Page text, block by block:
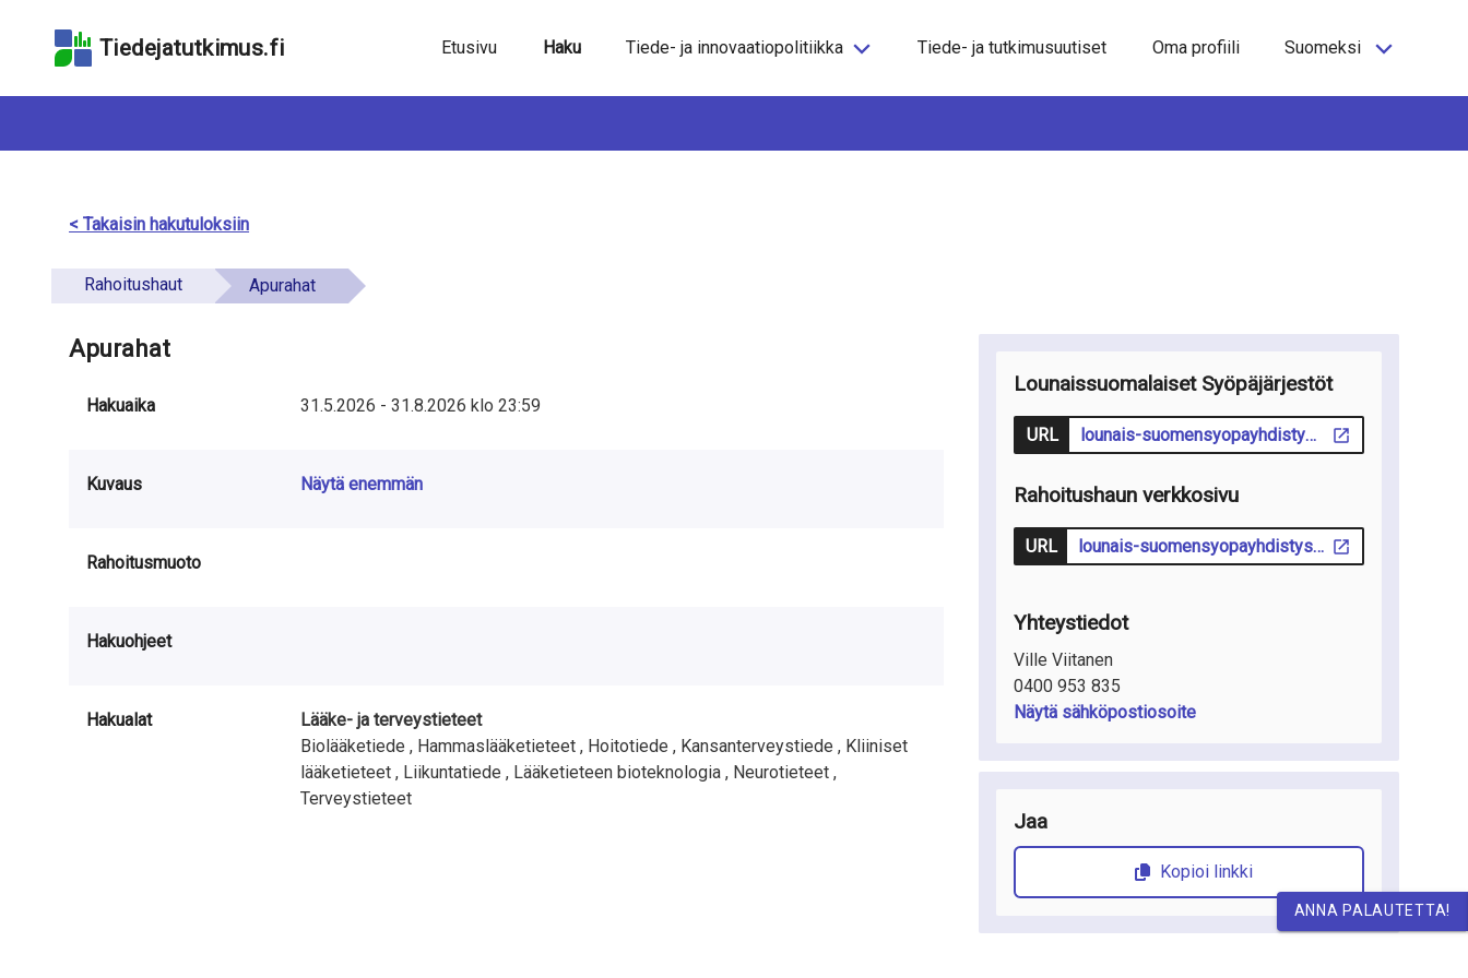
hakukenttään
sivun
saavutettavuusselosteeseen
Tiedejatutkimus.fi Etusivu Haku Tiede- ja innovaatiopolitiikka Tiede- ja tutkimusuutiset Oma profiili Suomeksi
< Takaisin hakutuloksiin
Rahoitushaut Apurahat
Apurahat
Hakuaika 31.5.2026 -31.8.2026 klo 23:59
Kuvaus Näytä enemmän
Rahoitusmuoto
Hakuohjeet
Hakualat
Lääke- ja terveystieteet
Biolääketiede , Hammaslääketieteet , Hoitotiede , Kansanterveystiede , Kliiniset
lääketieteet , Liikuntatiede , Lääketieteen bioteknologia , Neurotieteet ,
Terveystieteet
Lounaissuomalaiset Syöpäjärjestöt
URL lounais-suomensyopayhdistys.fi
Rahoitushaun verkkosivu
URL lounais-suomensyopayhdistys.fi/apurahat
Yhteystiedot
Ville Viitanen
0400 953 835
Näytä sähköpostiosoite
Jaa
Kopioi linkki
ANNA PALAUTETTA!